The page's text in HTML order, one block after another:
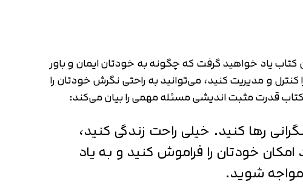
یاد خواهید گرفت که چگونه به خودتان ایمان و باور
و مدیریت کنید، می‌توانید به راحتی نگرش خودتان را
قدرت مثبت اندیشی مسئله مهمی را بیان می‌کند:
رها کنید. خیلی راحت زندگی کنید،
خودتان را فراموش کنید و به یاد
مواجه شوید.